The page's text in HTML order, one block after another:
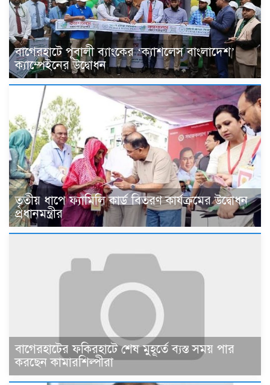
বাগেরহাটে পূবালী ব্যাংকের ‘ক্যাশলেস বাংলাদেশ’
ক্যাম্পেইনের উদ্বোধন
তৃতীয় ধাপে ফ্যামিলি কার্ড বিতরণ কার্যক্রমের উদ্বোধন
প্রধানমন্ত্রীর
বাগেরহাটের ফকিরহাটে শেষ মুহূর্তে ব্যস্ত সময় পার
করছেন কামারশিল্পীরা